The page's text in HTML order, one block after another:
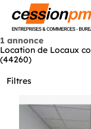
1 annonce
Location de Locaux
(44260)
Filtres